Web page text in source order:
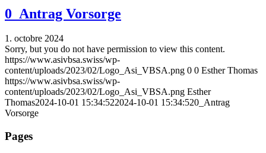
0_Antrag Vorsorge
1. octobre 2024
Sorry, but you do not have permission to view this content.
https://www.asivbsa.swiss/wp-
content/uploads/2023/02/Logo_Asi_VBSA.png 0 0 Esther Thomas
https://www.asivbsa.swiss/wp-
content/uploads/2023/02/Logo_Asi_VBSA.png Esther
Thomas2024-10-01 15:34:522024-10-01 15:34:520_Antrag
Vorsorge
Pages